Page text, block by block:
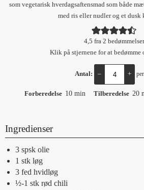
som vegetarisk hverdagsaftensmad som både
med ris eller nudler og et dusk
4,5 fra 2 bedømmelser
Klik på stjernene for at bedømme
Antal: – +
Forberedelse 10 min Tilberedelse 20
Ingredienser
3 spsk olie
1 stk løg
3 fed hvidløg
½-1 stk rød chili